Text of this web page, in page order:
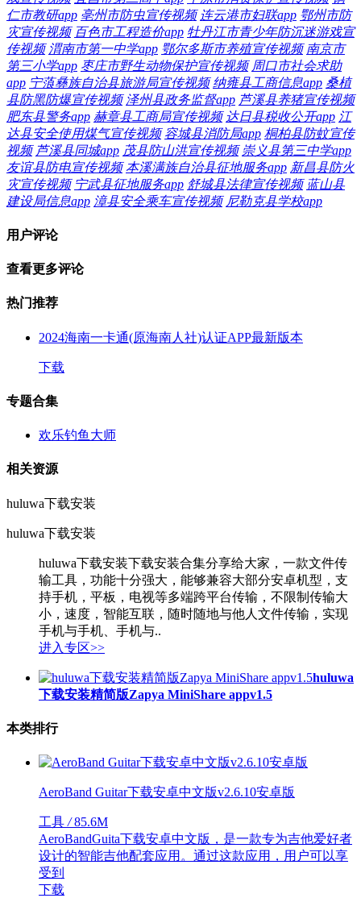
仁市教研app 亳州市防虫宣传视频 连云港市妇联app 鄂州市防
灾宣传视频 百色市工程造价app 牡丹江市青少年防沉迷游戏宣
传视频 渭南市第一中学app 鄂尔多斯市养殖宣传视频 南京市
第三小学app 枣庄市野生动物保护宣传视频 周口市社会求助
app 宁蒗彝族自治县旅游局宣传视频 纳雍县工商信息app 桑植
县防黑防爆宣传视频 泽州县政务监督app 芦溪县养猪宣传视频
肥东县警务app 赫章县工商局宣传视频 达日县税收公开app 江
达县安全使用煤气宣传视频 容城县消防局app 桐柏县防蚊宣传
视频 芦溪县同城app 茂县防山洪宣传视频 崇义县第三中学app
友谊县防电宣传视频 本溪满族自治县征地服务app 新昌县防火
灾宣传视频 宁武县征地服务app 舒城县法律宣传视频 蓝山县
建设局信息app 漳县安全乘车宣传视频 尼勒克县学校app
用户评论
查看更多评论
热门推荐
2024海南一卡通(原海南人社)认证APP最新版本
下载
专题合集
欢乐钓鱼大师
相关资源
huluwa下载安装
huluwa下载安装
huluwa下载安装下载安装合集分享给大家，一款文件传
输工具，功能十分强大，能够兼容大部分安卓机型，支
持手机，平板，电视等多端跨平台传输，不限制传输大
小，速度，智能互联，随时随地与他人文件传输，实现
手机与手机、手机与..
进入专区>>
huluwa
下载安装精简版Zapya MiniShare appv1.5
本类排行
AeroBand Guitar下载安卓中文版v2.6.10安卓版
工具 /85.6M
AeroBandGuita下载安卓中文版，是一款专为吉他爱好者
设计的智能吉他配套应用。通过这款应用，用户可以享
受到
下载